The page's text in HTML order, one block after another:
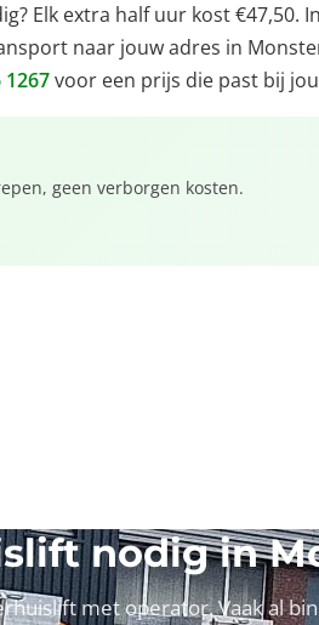
Elk extra half uur kost €47,50.
naar jouw adres in
1267voor een prijs die past bij
geen verborgen kosten.
nodig in
met operator. Vaak al